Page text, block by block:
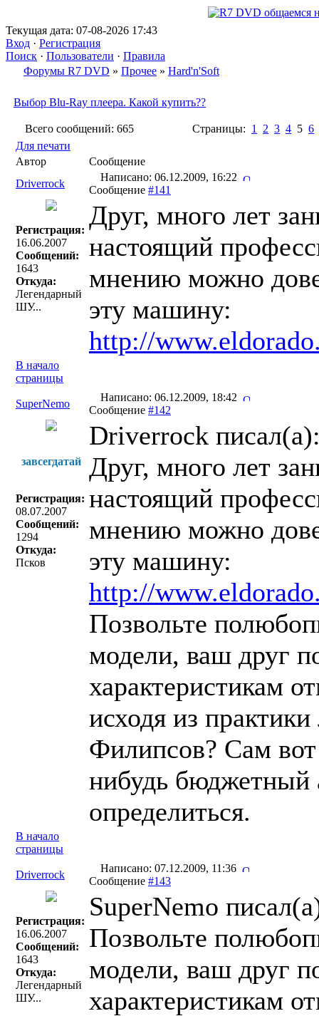
Текущая дата: 07-08-2026 17:43
Вход · Регистрация
Поиск · Пользователи · Правила
Форумы R7 DVD » Прочее » Hard'n'Soft
Выбор Blu-Ray плеера. Какой купить??
Всего сообщений: 665 Страницы: 1 2 3 4 5 6
Для печати
Автор
Сообщение
Driverrock
Написано: 06.12.2009, 16:22
Сообщение #141
Регистрация:
16.06.2007
Сообщений:
1643
Откуда:
Легендарный
ШУ...
Друг, много лет
настоящий
мнению можно
эту машину:
http://
В начало
страницы
SuperNemo
Написано: 06.12.2009, 18:42
Сообщение #142
завсегдатай
Регистрация:
08.07.2007
Сообщений:
1294
Откуда:
Псков
Driverrock
Друг, много лет
настоящий
мнению можно
эту машину:
http://
Позвольте
модели, ваш друг
характеристикам
исходя из
Филипсов? Сам
нибудь бюджетный
определиться.
В начало
страницы
Driverrock
Написано: 07.12.2009, 11:36
Сообщение #143
Регистрация:
16.06.2007
Сообщений:
1643
Откуда:
Легендарный
ШУ...
SuperNemo
Позвольте
модели, ваш друг
характеристикам